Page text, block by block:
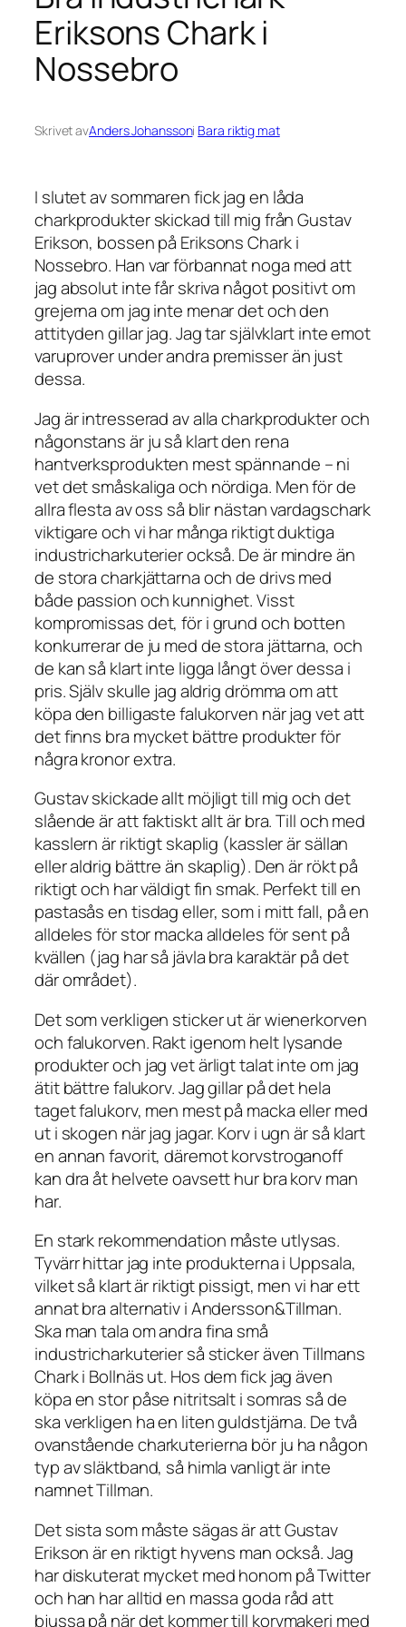
Eriksons Chark i
Nossebro
Skrivet avAnders Johanssoni Bara riktig mat
I slutet av sommaren fick jag en låda
charkprodukter skickad till mig från Gustav
Erikson, bossen på Eriksons Chark i
Nossebro. Han var förbannat noga med att
jag absolut inte får skriva något positivt om
grejerna om jag inte menar det och den
attityden gillar jag. Jag tar självklart inte emot
varuprover under andra premisser än just
dessa.
Jag är intresserad av alla charkprodukter och
någonstans är ju så klart den rena
hantverksprodukten mest spännande – ni
vet det småskaliga och nördiga. Men för de
allra flesta av oss så blir nästan vardagschark
viktigare och vi har många riktigt duktiga
industricharkuterier också. De är mindre än
de stora charkjättarna och de drivs med
både passion och kunnighet. Visst
kompromissas det, för i grund och botten
konkurrerar de ju med de stora jättarna, och
de kan så klart inte ligga långt över dessa i
pris. Själv skulle jag aldrig drömma om att
köpa den billigaste falukorven när jag vet att
det finns bra mycket bättre produkter för
några kronor extra.
Gustav skickade allt möjligt till mig och det
slående är att faktiskt allt är bra. Till och med
kasslern är riktigt skaplig (kassler är sällan
eller aldrig bättre än skaplig). Den är rökt på
riktigt och har väldigt fin smak. Perfekt till en
pastasås en tisdag eller, som i mitt fall, på en
alldeles för stor macka alldeles för sent på
kvällen (jag har så jävla bra karaktär på det
där området).
Det som verkligen sticker ut är wienerkorven
och falukorven. Rakt igenom helt lysande
produkter och jag vet ärligt talat inte om jag
ätit bättre falukorv. Jag gillar på det hela
taget falukorv, men mest på macka eller med
ut i skogen när jag jagar. Korv i ugn är så klart
en annan favorit, däremot korvstroganoff
kan dra åt helvete oavsett hur bra korv man
har.
En stark rekommendation måste utlysas.
Tyvärr hittar jag inte produkterna i Uppsala,
vilket så klart är riktigt pissigt, men vi har ett
annat bra alternativ i Andersson&Tillman.
Ska man tala om andra fina små
industricharkuterier så sticker även Tillmans
Chark i Bollnäs ut. Hos dem fick jag även
köpa en stor påse nitritsalt i somras så de
ska verkligen ha en liten guldstjärna. De två
ovanstående charkuterierna bör ju ha någon
typ av släktband, så himla vanligt är inte
namnet Tillman.
Det sista som måste sägas är att Gustav
Erikson är en riktigt hyvens man också. Jag
har diskuterat mycket med honom på Twitter
och han har alltid en massa goda råd att
bjussa på när det kommer till korvmakeri med